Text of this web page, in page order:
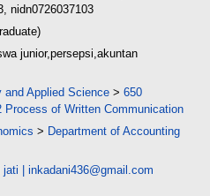
nidn0726037103
junior,persepsi,akuntan
and Applied Science > 650
Process of Written Communication
> Department of Accounting
jati | inkadani436@gmail.com